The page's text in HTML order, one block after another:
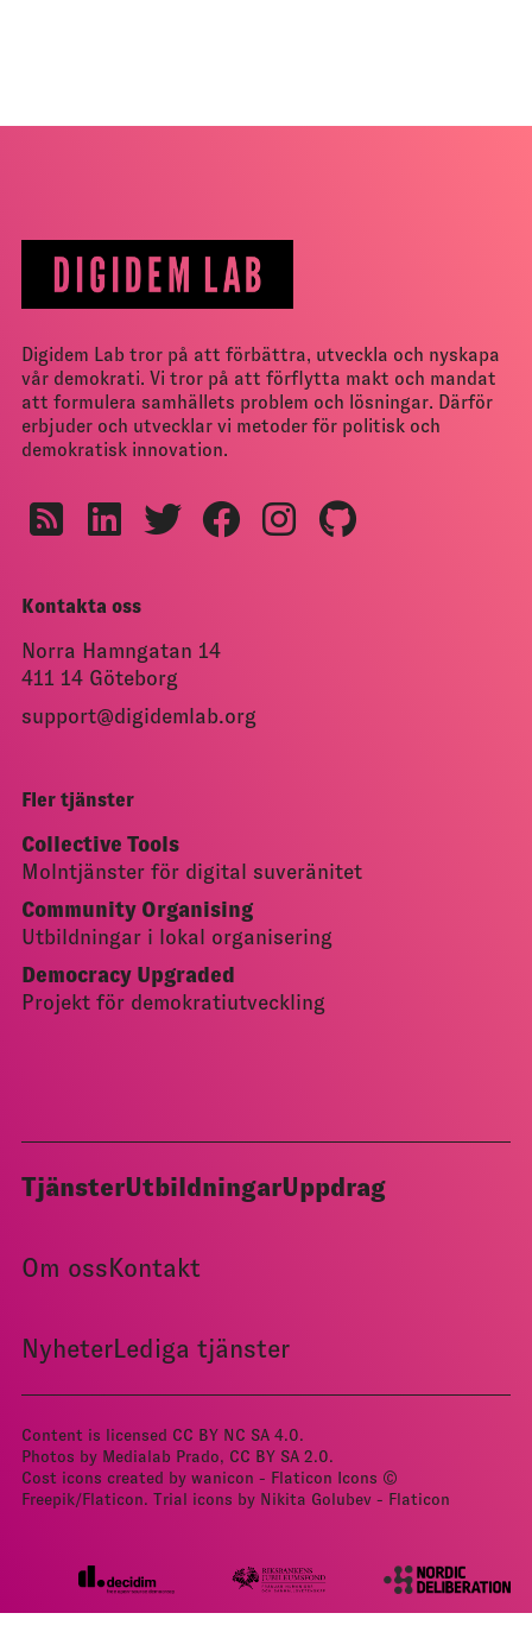
Digidem Lab tror på att förbättra, utveckla och nyskapa
vår demokrati. Vi tror på att förflytta makt och mandat
att formulera samhällets problem och lösningar. Därför
erbjuder och utvecklar vi metoder för politisk och
demokratisk innovation.
Kontakta oss
Norra Hamngatan 14
411 14 Göteborg
support@digidemlab.org
Fler tjänster
Collective Tools
Molntjänster för digital suveränitet
Community Organising
Utbildningar i lokal organisering
Democracy Upgraded
Projekt för demokratiutveckling
TjänsterUtbildningarUppdrag
Om ossKontakt
NyheterLediga tjänster
Content is licensed CC BY NC SA 4.0.
Photos by Medialab Prado, CC BY­ SA 2.0.
Cost icons created by wanicon - Flaticon Icons ©
Freepik/Flaticon. Trial icons by Nikita Golubev - Flaticon